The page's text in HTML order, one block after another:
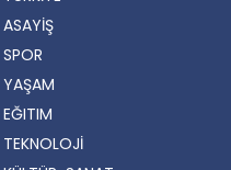
ASAYİŞ
SPOR
YAŞAM
EĞITIM
TEKNOLOJİ